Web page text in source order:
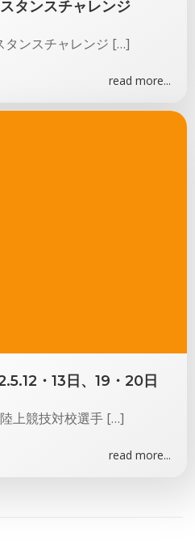
タンスチャレンジ
タンスチャレンジ […]
read more...
・13日、19・20日
上競技対校選手 […]
read more...